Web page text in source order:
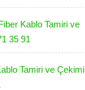
Kablo Tamiri ve
35 91
Tamiri ve Çekimi